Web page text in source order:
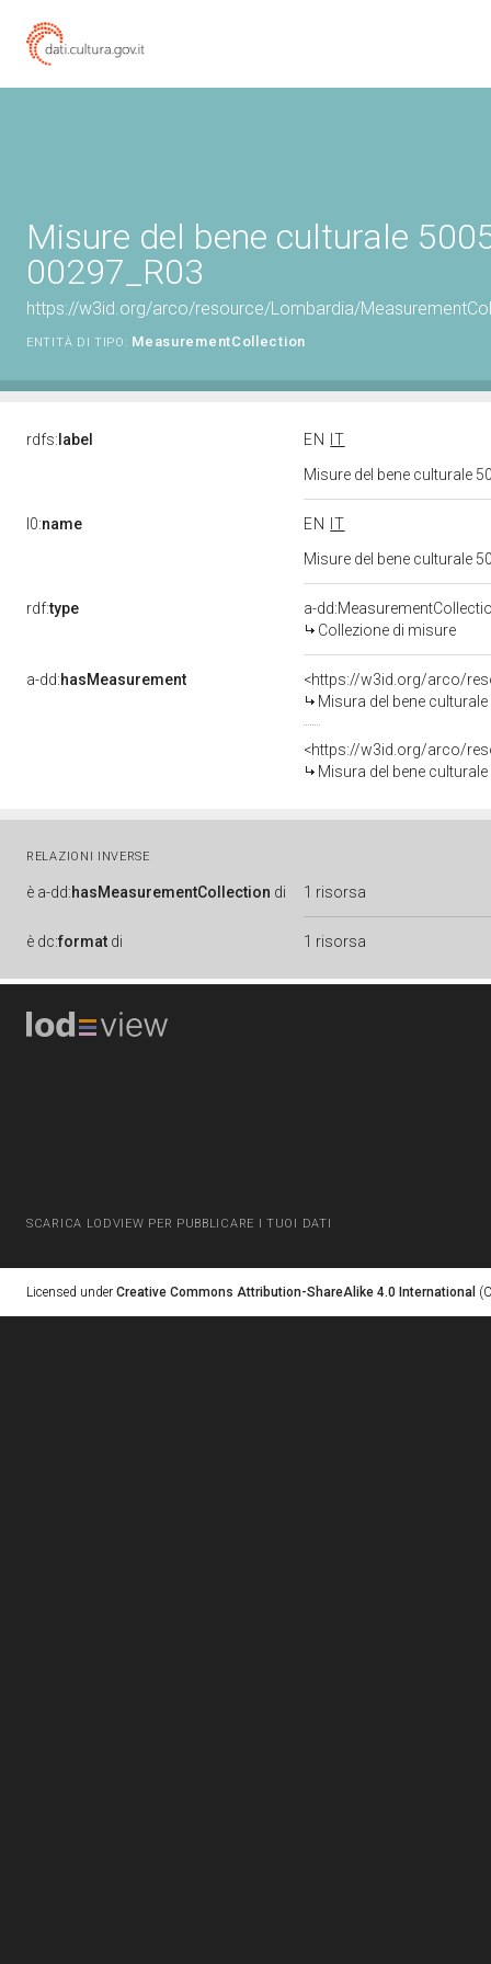
Misure del bene culturale
00297_R03
https://w3id.org/arco/resource/Lombardia/
ENTITÀ DI TIPO: MeasurementCollection
rdfs: label EN
IT
Misure del bene culturale
l0:name EN
IT
Misure del bene culturale
rdf:type
a-
Collezione di misure
a-dd:hasMeasurement
<https://w3id.org/arco/
Misura del bene
<https://w3id.org/arco/
Misura del bene
RELAZIONI INVERSE
è a-dd:hasMeasurementCollection di 1 risorsa
è dc:format di 1 risorsa
SCARICA LODVIEW PER PUBBLICARE I TUOI DATI
Licensed under Creative Commons Attribution-ShareAlike 4.0 International